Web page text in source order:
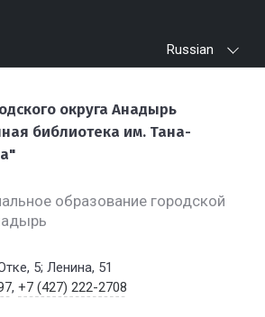
Russian
округа Анадырь
библиотека им. Тана-
образование городской
5; Ленина, 51
,+7 (427) 222-2708